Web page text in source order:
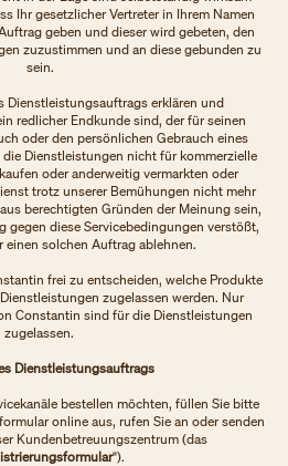
Ihr gesetzlicher Vertreter in Ihrem Namen
geben und dieser wird gebeten, den
zuzustimmen und an diese gebunden zu
sein.
Dienstleistungsauftrags erklären und
redlicher Endkunde sind, der für seinen
oder den persönlichen Gebrauch eines
Dienstleistungen nicht für kommerzielle
oder anderweitig vermarkten oder
trotz unserer Bemühungen nicht mehr
berechtigten Gründen der Meinung sein,
gegen diese Servicebedingungen verstößt,
einen solchen Auftrag ablehnen.
frei zu entscheiden, welche Produkte
zugelassen werden. Nur
Constantin sind für die Dienstleistungen
zugelassen.
Dienstleistungsauftrags
bestellen möchten, füllen Sie bitte
online aus, rufen Sie an oder senden
Kundenbetreuungszentrum (das
").